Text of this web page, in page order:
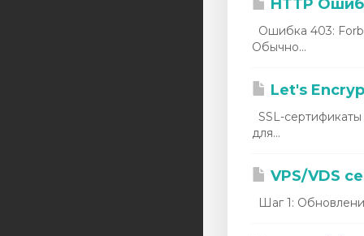
HTTP
Ошибка 403:
Обычно...
Let's
SSL-
для...
VPS/VDS
Шаг 1: